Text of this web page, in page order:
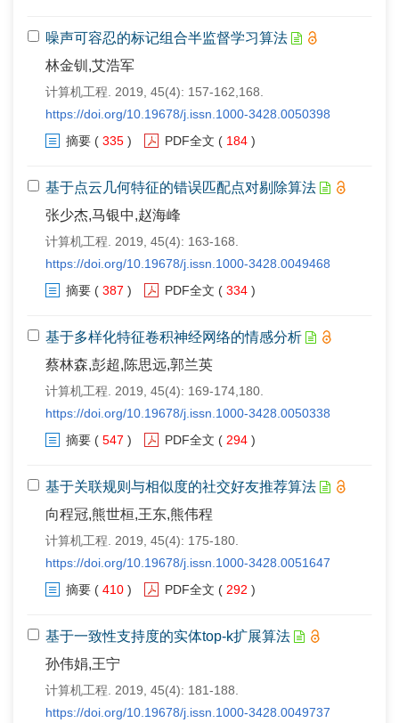
噪声可容忍的标记组合半监督学习算法
林金钏,艾浩军
计算机工程. 2019, 45(4): 157-162,168.
https://doi.org/10.19678/j.issn.1000-3428.0050398
摘要 ( 335 ) PDF全文 ( 184 )
基于点云几何特征的错误匹配点对剔除算法
张少杰,马银中,赵海峰
计算机工程. 2019, 45(4): 163-168.
https://doi.org/10.19678/j.issn.1000-3428.0049468
摘要 ( 387 ) PDF全文 ( 334 )
基于多样化特征卷积神经网络的情感分析
蔡林森,彭超,陈思远,郭兰英
计算机工程. 2019, 45(4): 169-174,180.
https://doi.org/10.19678/j.issn.1000-3428.0050338
摘要 ( 547 ) PDF全文 ( 294 )
基于关联规则与相似度的社交好友推荐算法
向程冠,熊世桓,王东,熊伟程
计算机工程. 2019, 45(4): 175-180.
https://doi.org/10.19678/j.issn.1000-3428.0051647
摘要 ( 410 ) PDF全文 ( 292 )
基于一致性支持度的实体top-k扩展算法
孙伟娟,王宁
计算机工程. 2019, 45(4): 181-188.
https://doi.org/10.19678/j.issn.1000-3428.0049737